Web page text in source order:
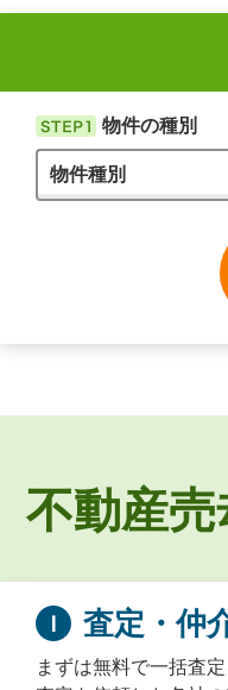
物件の種別
不動産
査定・仲
まずは無料で一括査